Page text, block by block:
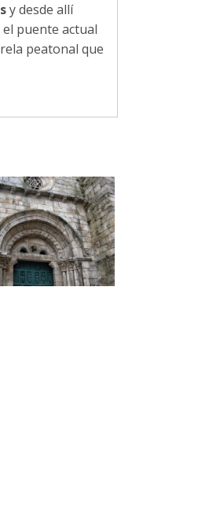
y desde allí
puente actual
peatonal que